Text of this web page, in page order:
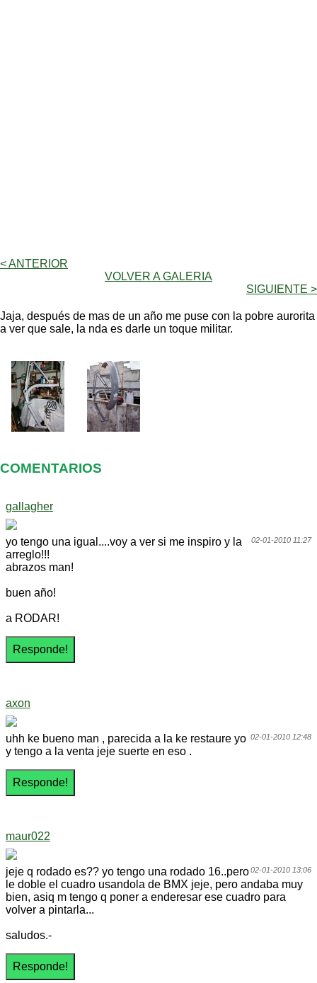
< ANTERIOR
VOLVER A GALERIA
SIGUIENTE >
Jaja, después de mas de un año me puse con la pobre aurorita
a ver que sale, la nda es darle un toque militar.
COMENTARIOS
gallagher
02-01-2010 11:27
yo tengo una igual....voy a ver si me inspiro y la
arreglo!!!
abrazos man!
buen año!
a RODAR!
axon
02-01-2010 12:48
uhh ke bueno man , parecida a la ke restaure yo
y tengo a la venta jeje suerte en eso .
maur022
02-01-2010 13:06
jeje q rodado es?? yo tengo una rodado 16..pero
le doble el cuadro usandola de BMX jeje, pero andaba muy
bien, asiq m tengo q poner a enderesar ese cuadro para
volver a pintarla...
saludos.-